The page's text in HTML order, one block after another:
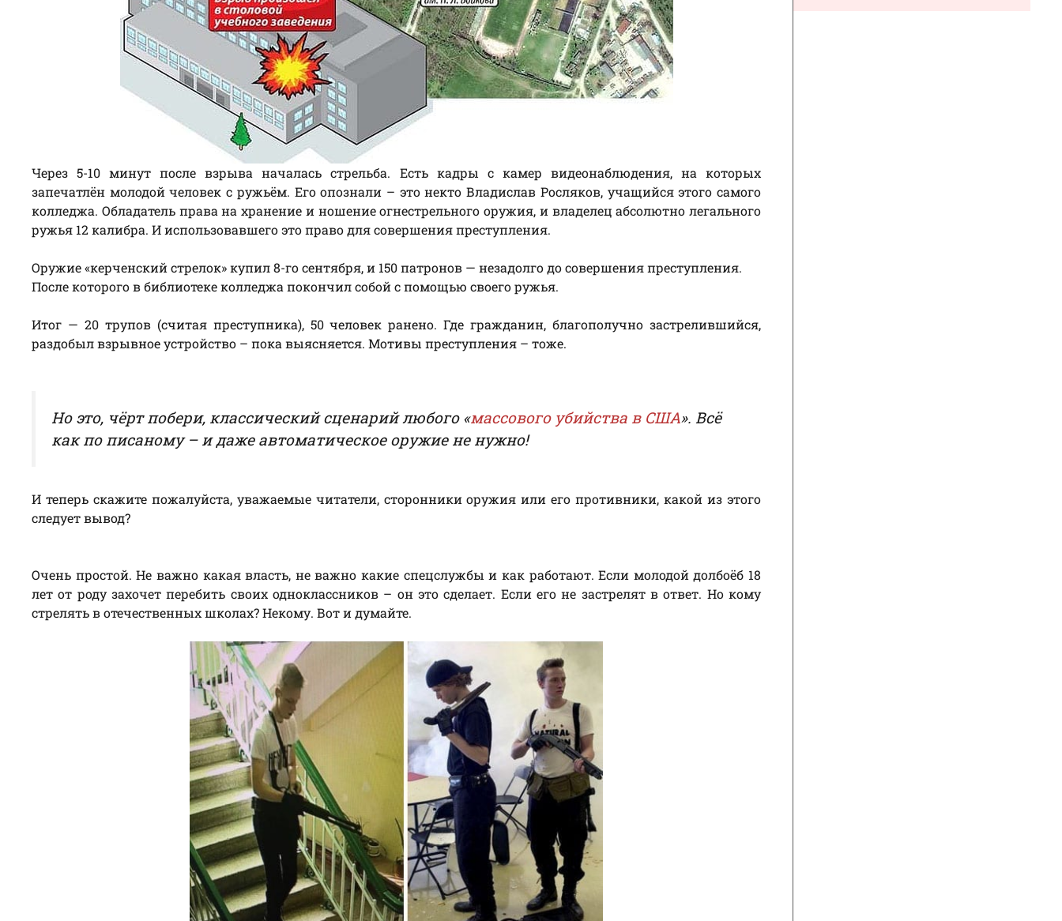
Через 5-10 минут после взрыва началась стрельба. Есть кадры с камер видеонаблюдения, на которых
запечатлён молодой человек с ружьём. Его опознали – это некто Владислав Росляков, учащийся этого самого
колледжа. Обладатель права на хранение и ношение огнестрельного оружия, и владелец абсолютно легального
ружья 12 калибра. И использовавшего это право для совершения преступления.
Оружие «керченский стрелок» купил 8-го сентября, и 150 патронов — незадолго до совершения преступления.
После которого в библиотеке колледжа покончил собой с помощью своего ружья.
Итог — 20 трупов (считая преступника), 50 человек ранено. Где гражданин, благополучно застрелившийся,
раздобыл взрывное устройство – пока выясняется. Мотивы преступления – тоже.
Но это, чёрт побери, классический сценарий любого «массового убийства в США». Всё
как по писаному – и даже автоматическое оружие не нужно!
И теперь скажите пожалуйста, уважаемые читатели, сторонники оружия или его противники, какой из этого
следует вывод?
Очень простой. Не важно какая власть, не важно какие спецслужбы и как работают. Если молодой долбоёб 18
лет от роду захочет перебить своих одноклассников – он это сделает. Если его не застрелят в ответ. Но кому
стрелять в отечественных школах? Некому. Вот и думайте.